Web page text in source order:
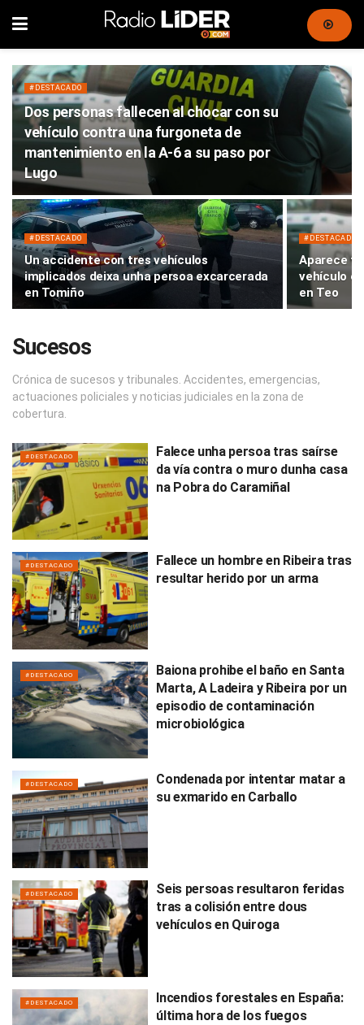
#DESTACADO
Dos personas fallecen al chocar con su
vehículo contra una furgoneta de
mantenimiento en la A-6 a su paso por
Lugo
#DESTACADO
Un accidente con tres vehículos
implicados deixa unha persoa excarcerada
en Tomiño
#DESTACADO
Aparece
vehículo el
en Teo
Sucesos
Crónica de sucesos y tribunales. Accidentes, emergencias,
actuaciones policiales y noticias judiciales en la zona de
cobertura.
#DESTACADO
Falece unha persoa tras saírse
da vía contra o muro dunha casa
na Pobra do Caramiñal
#DESTACADO
Fallece un hombre en Ribeira tras
resultar herido por un arma
#DESTACADO
Baiona prohibe el baño en Santa
Marta, A Ladeira y Ribeira por un
episodio de contaminación
microbiológica
#DESTACADO
Condenada por intentar matar a
su exmarido en Carballo
#DESTACADO
Seis persoas resultaron feridas
tras a colisión entre dous
vehículos en Quiroga
#DESTACADO
Incendios forestales en España:
última hora de los fuegos